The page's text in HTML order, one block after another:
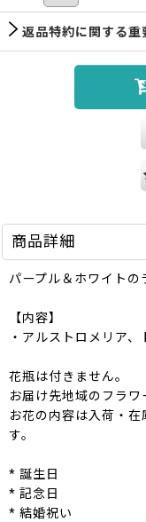
返品特約に関する重
商品詳細
パープル＆ホワイトの
【内容】
・アルストロメリア
花瓶は付きません。
お届け先地域のフラワ
お花の内容は入荷・
す。
* 誕生日
* 記念日
* 結婚祝い